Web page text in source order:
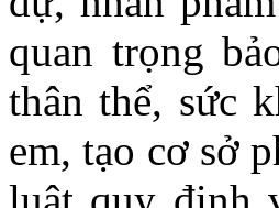
quan trọng
thân thể, sức
em, tạo cơ sở